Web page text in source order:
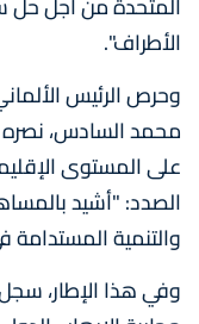
الأطراف".
وحرص الرئيس
محمد السادس، نصره
على المستوى
الصدد: "أشيد
والتنمية
وفي هذا الإطار،